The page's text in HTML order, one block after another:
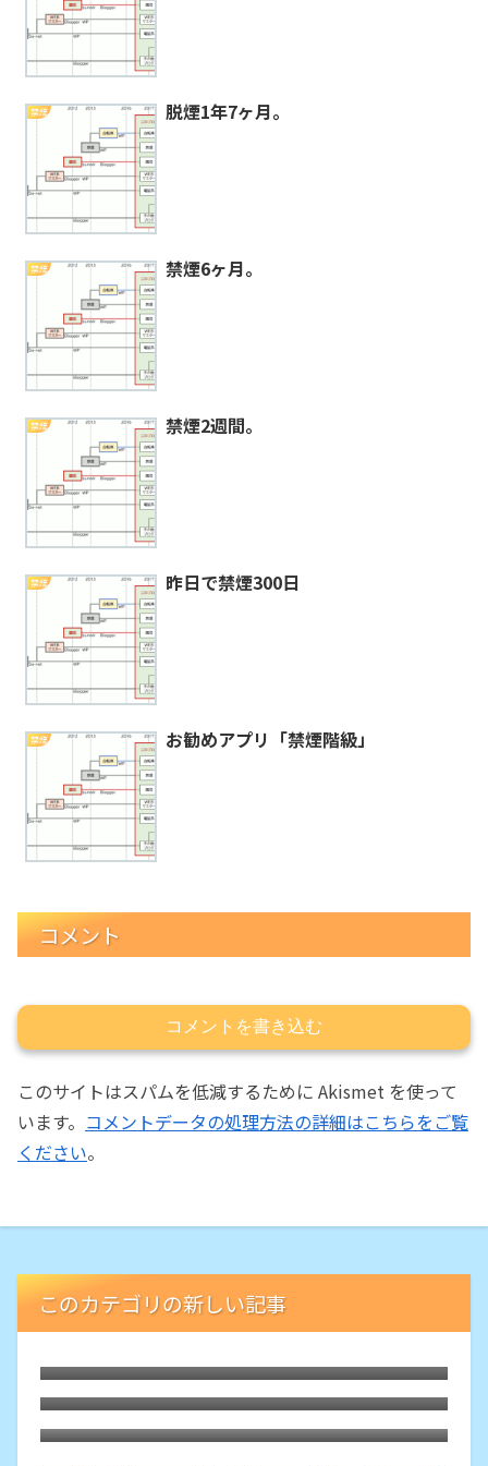
禁煙 脱煙1年7ヶ月。
禁煙 禁煙6ヶ月。
禁煙 禁煙2週間。
禁煙 昨日で禁煙300日
禁煙 お勧めアプリ「禁煙階級」
コメント
コメントを書き込む
このサイトはスパムを低減するために Akismet を使って
います。 コメントデータの処理方法の詳細はこちらをご覧
ください。
このカテゴリの新しい記事
禁煙13年。開始のきっかけは「学習でシナ
かも
5日前に禁煙12年。もはや過去喫煙してた
ことさえ忘れてます
ついに禁煙して10年を迎えました。